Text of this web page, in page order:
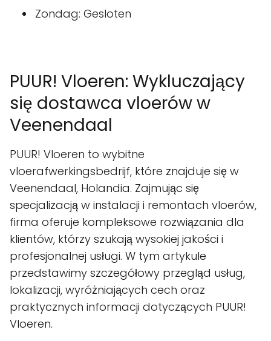
Zondag: Gesloten
PUUR! Vloeren: Wykluczający
się dostawca vloerów w
Veenendaal
PUUR! Vloeren to wybitne
vloerafwerkingsbedrijf, które znajduje się w
Veenendaal, Holandia. Zajmując się
specjalizacją w instalacji i remontach vloerów,
firma oferuje kompleksowe rozwiązania dla
klientów, którzy szukają wysokiej jakości i
profesjonalnej usługi. W tym artykule
przedstawimy szczegółowy przegląd usług,
lokalizacji, wyróżniających cech oraz
praktycznych informacji dotyczących PUUR!
Vloeren.